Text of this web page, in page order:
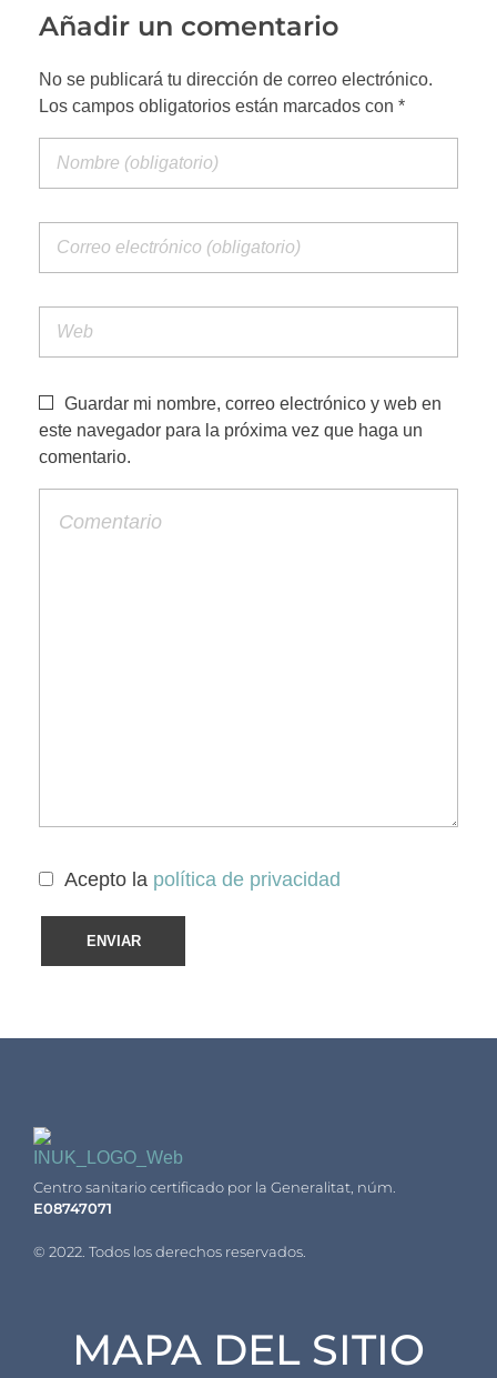
Añadir un comentario
No se publicará tu dirección de correo electrónico.
Los campos obligatorios están marcados con *
Guardar mi nombre, correo electrónico y web en
este navegador para la próxima vez que haga un
comentario.
Acepto la política de privacidad
Inuk Institut
Centro sanitario certificado por la Generalitat, núm.
E08747071
© 2022. Todos los derechos reservados.
MAPA DEL SITIO